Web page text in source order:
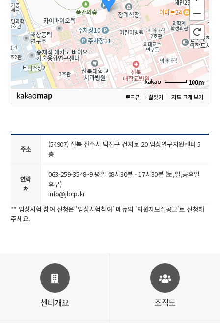
100m
로드뷰 길찾기 지도 크게 보기
주소
(54907) 전북 전주시 덕진구 건지로 20 임상연구지원센터 5
층
연락
처
063-259-3548~9 평일 08시30분 - 17시30분 (토,일,공휴일
휴무)
info@jbcp.kr
** 임상시험 참여 신청은 '임상시험참여' 메뉴의 '자원자모집공고'로 신청해
주세요.
센터개요 조직도